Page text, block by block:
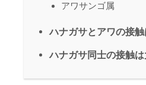
アワサンゴ属
ハナガサとアワの接
ハナガサ同士の接触は